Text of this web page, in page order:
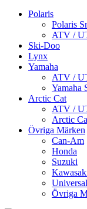
Polaris
Polaris
ATV /
Ski-Doo
Lynx
Yamaha
ATV /
Yamaha
Arctic Cat
ATV /
Arctic
Övriga Märken
Can-Am
Honda
Suzuki
Övriga